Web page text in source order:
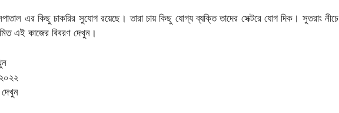
এর কিছু চাকরির সুযোগ রয়েছে। তারা চায় কিছু যোগ্য ব্যক্তি তাদের সেক্টরে যোগ দিক। সুতরাং নীচে
এই কাজের বিবরণ দেখুন।
দেখুন